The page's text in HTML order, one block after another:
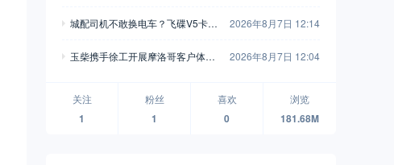
城配司机不敢换电车？飞碟V5卡用
把信心拉满
2026年8月7日 12:14
玉柴携手徐工开展摩洛哥客户体验
2026年8月7日 12:04
关注
1
粉丝
1
喜欢
0
浏览
181.68M